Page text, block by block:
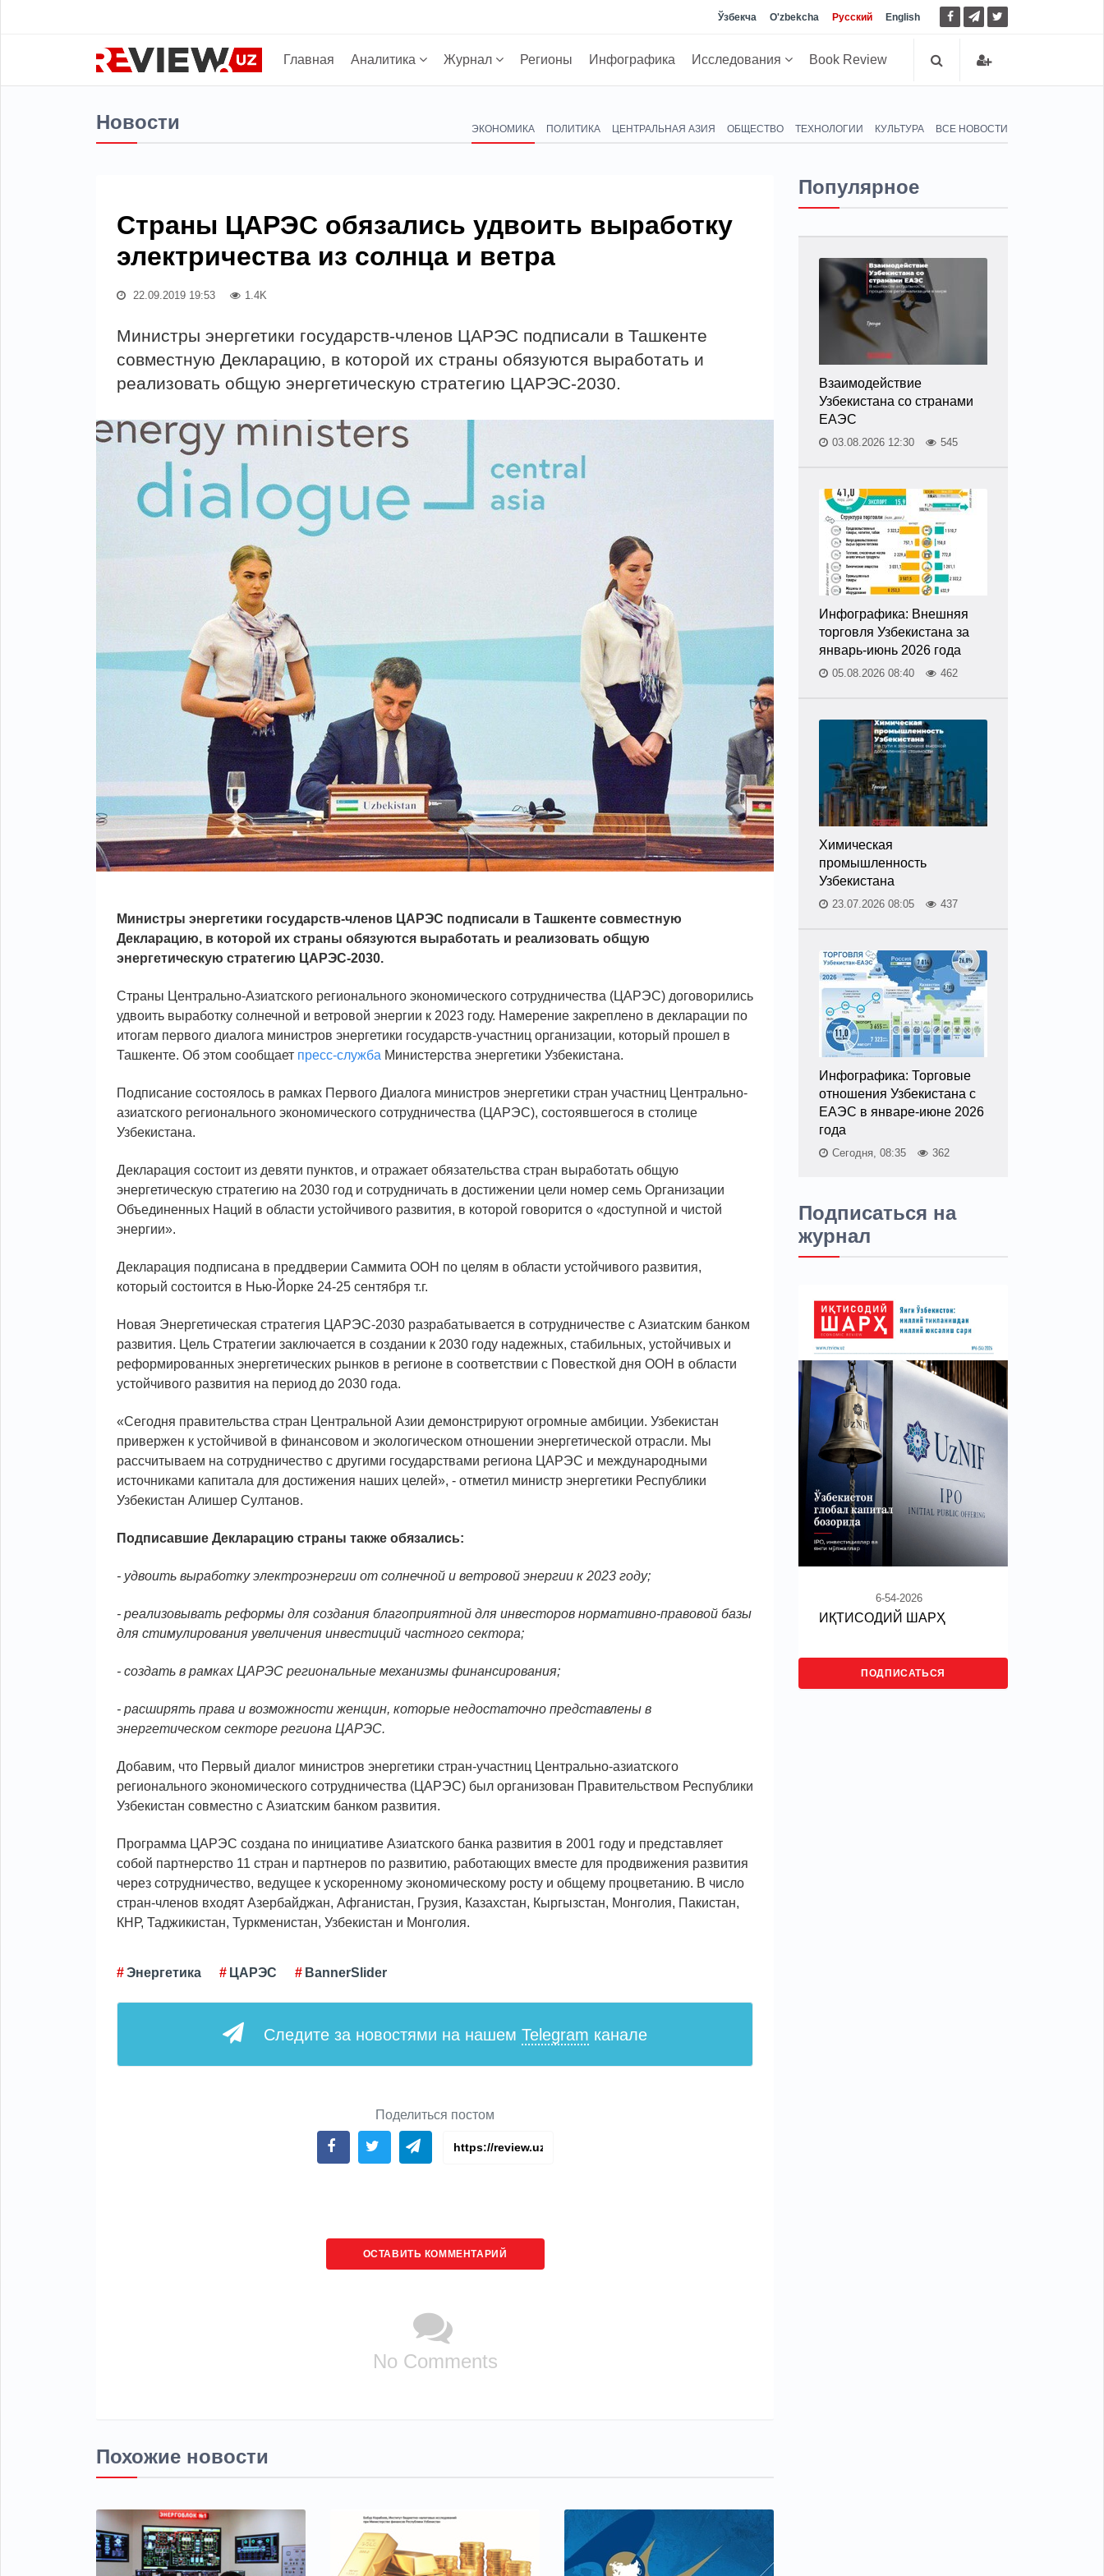
Ўзбекча O'zbekcha Русский English
Главная Аналитика Журнал Регионы Инфографика Исследования Book Review
Новости ЭКОНОМИКА ПОЛИТИКА ЦЕНТРАЛЬНАЯ АЗИЯ ОБЩЕСТВО ТЕХНОЛОГИИ КУЛЬТУРА ВСЕ НОВОСТИ
Страны ЦАРЭС обязались удвоить выработку
электричества из солнца и ветра
22.09.2019 19:53 1.4K
Министры энергетики государств-членов ЦАРЭС подписали в Ташкенте
совместную Декларацию, в которой их страны обязуются выработать и
реализовать общую энергетическую стратегию ЦАРЭС-2030.
Министры энергетики государств-членов ЦАРЭС подписали в Ташкенте совместную
Декларацию, в которой их страны обязуются выработать и реализовать общую
энергетическую стратегию ЦАРЭС-2030.
Страны Центрально-Азиатского регионального экономического сотрудничества (ЦАРЭС) договорились
удвоить выработку солнечной и ветровой энергии к 2023 году. Намерение закреплено в декларации по
итогам первого диалога министров энергетики государств-участниц организации, который прошел в
Ташкенте. Об этом сообщает пресс-служба Министерства энергетики Узбекистана.
Подписание состоялось в рамках Первого Диалога министров энергетики стран участниц Центрально-
азиатского регионального экономического сотрудничества (ЦАРЭС), состоявшегося в столице
Узбекистана.
Декларация состоит из девяти пунктов, и отражает обязательства стран выработать общую
энергетическую стратегию на 2030 год и сотрудничать в достижении цели номер семь Организации
Объединенных Наций в области устойчивого развития, в которой говорится о «доступной и чистой
энергии».
Декларация подписана в преддверии Саммита ООН по целям в области устойчивого развития,
который состоится в Нью-Йорке 24-25 сентября т.г.
Новая Энергетическая стратегия ЦАРЭС-2030 разрабатывается в сотрудничестве с Азиатским банком
развития. Цель Стратегии заключается в создании к 2030 году надежных, стабильных, устойчивых и
реформированных энергетических рынков в регионе в соответствии с Повесткой дня ООН в области
устойчивого развития на период до 2030 года.
«Сегодня правительства стран Центральной Азии демонстрируют огромные амбиции. Узбекистан
привержен к устойчивой в финансовом и экологическом отношении энергетической отрасли. Мы
рассчитываем на сотрудничество с другими государствами региона ЦАРЭС и международными
источниками капитала для достижения наших целей», - отметил министр энергетики Республики
Узбекистан Алишер Султанов.
Подписавшие Декларацию страны также обязались:
- удвоить выработку электроэнергии от солнечной и ветровой энергии к 2023 году;
- реализовывать реформы для создания благоприятной для инвесторов нормативно-правовой базы
для стимулирования увеличения инвестиций частного сектора;
- создать в рамках ЦАРЭС региональные механизмы финансирования;
- расширять права и возможности женщин, которые недостаточно представлены в
энергетическом секторе региона ЦАРЭС.
Добавим, что Первый диалог министров энергетики стран-участниц Центрально-азиатского
регионального экономического сотрудничества (ЦАРЭС) был организован Правительством Республики
Узбекистан совместно с Азиатским банком развития.
Программа ЦАРЭС создана по инициативе Азиатского банка развития в 2001 году и представляет
собой партнерство 11 стран и партнеров по развитию, работающих вместе для продвижения развития
через сотрудничество, ведущее к ускоренному экономическому росту и общему процветанию. В число
стран-членов входят Азербайджан, Афганистан, Грузия, Казахстан, Кыргызстан, Монголия, Пакистан,
КНР, Таджикистан, Туркменистан, Узбекистан и Монголия.
Энергетика ЦАРЭС BannerSlider
Следите за новостями на нашем Telegram канале
Поделиться постом
ОСТАВИТЬ КОММЕНТАРИЙ
No Comments
Похожие новости
Популярное
Взаимодействие
Узбекистана со странами
ЕАЭС
03.08.2026 12:30 545
Инфографика: Внешняя
торговля Узбекистана за
январь-июнь 2026 года
05.08.2026 08:40 462
Химическая
промышленность
Узбекистана
23.07.2026 08:05 437
Инфографика: Торговые
отношения Узбекистана с
ЕАЭС в январе-июне 2026
года
Сегодня, 08:35 362
Подписаться на
журнал
6-54-2026
ИҚТИСОДИЙ ШАРҲ
ПОДПИСАТЬСЯ